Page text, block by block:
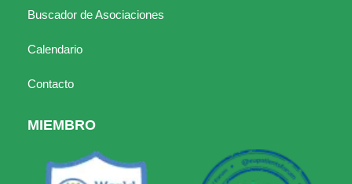
Buscador de Asociaciones
Calendario
Contacto
MIEMBRO